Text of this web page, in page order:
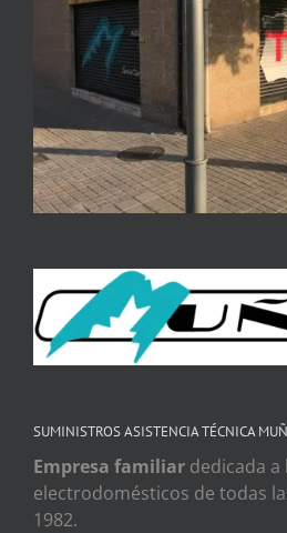
SUMINISTROS ASISTENCIA TÉCNICA
Empresa familiar dedicada
electrodomésticos de todas
1982.